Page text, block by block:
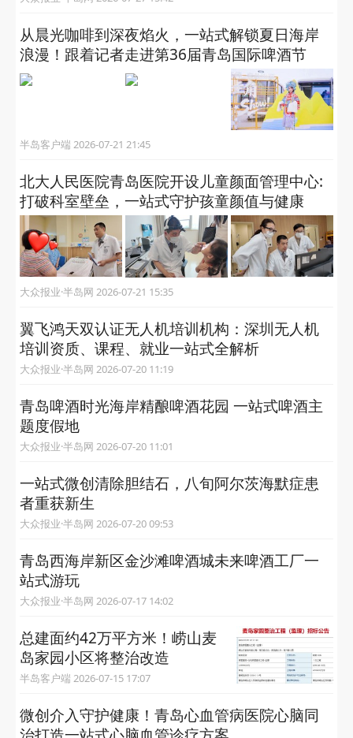
从晨光咖啡到深夜焰火，一站式解锁夏日海岸
浪漫！跟着记者走进第36届青岛国际啤酒节
半岛客户端 2026-07-21 21:45
北大人民医院青岛医院开设儿童颜面管理中心:
打破科室壁垒，一站式守护孩童颜值与健康
大众报业·半岛网 2026-07-21 15:35
翼飞鸿天双认证无人机培训机构：深圳无人机
培训资质、课程、就业一站式全解析
大众报业·半岛网 2026-07-20 11:19
青岛啤酒时光海岸精酿啤酒花园 一站式啤酒主
题度假地
大众报业·半岛网 2026-07-20 11:01
一站式微创清除胆结石，八旬阿尔茨海默症患
者重获新生
大众报业·半岛网 2026-07-20 09:53
青岛西海岸新区金沙滩啤酒城未来啤酒工厂一
站式游玩
大众报业·半岛网 2026-07-17 14:02
总建面约42万平方米！崂山麦
岛家园小区将整治改造
半岛客户端 2026-07-15 17:07
微创介入守护健康！青岛心血管病医院心脑同